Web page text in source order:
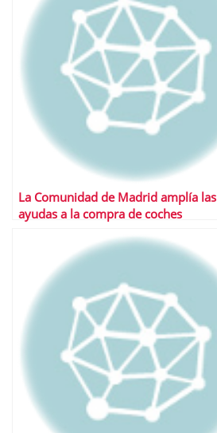
La Comunidad de Madrid amplía las
ayudas a la compra de coches